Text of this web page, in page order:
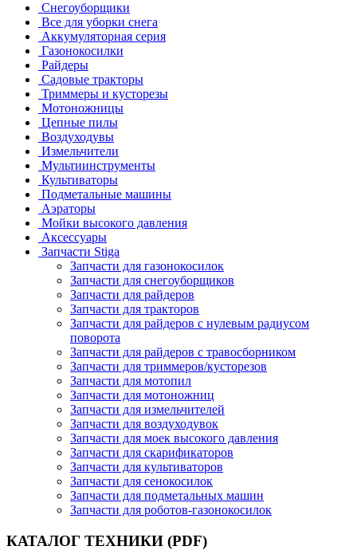
Снегоуборщики
Все для уборки снега
Аккумуляторная серия
Газонокосилки
Райдеры
Садовые тракторы
Триммеры и кусторезы
Мотоножницы
Цепные пилы
Воздуходувы
Измельчители
Мультиинструменты
Культиваторы
Подметальные машины
Аэраторы
Мойки высокого давления
Аксессуары
Запчасти Stiga
Запчасти для газонокосилок
Запчасти для снегоуборщиков
Запчасти для райдеров
Запчасти для тракторов
Запчасти для райдеров с нулевым радиусом
поворота
Запчасти для райдеров с травосборником
Запчасти для триммеров/кусторезов
Запчасти для мотопил
Запчасти для мотоножниц
Запчасти для измельчителей
Запчасти для воздуходувок
Запчасти для моек высокого давления
Запчасти для скарификаторов
Запчасти для культиваторов
Запчасти для сенокосилок
Запчасти для подметальных машин
Запчасти для роботов-газонокосилок
КАТАЛОГ ТЕХНИКИ (PDF)